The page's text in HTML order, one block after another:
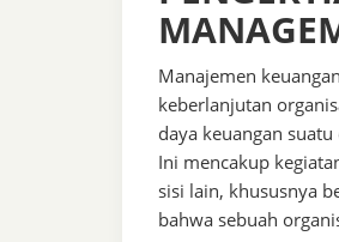
Manajemen
keberlanjutan
daya keuangan
Ini mencakup
sisi lain, khususnya
bahwa sebuah